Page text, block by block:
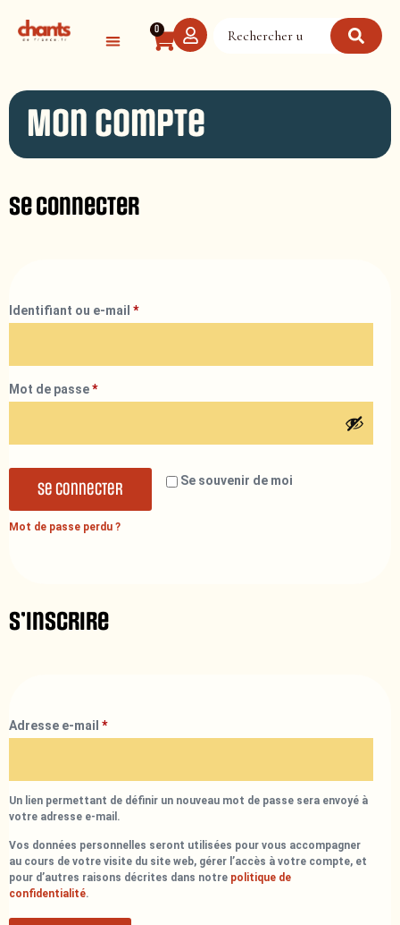
0
Mon compte
Se connecter
Identifiant ou e-mail *
Mot de passe*
Se souvenir de moi
Se connecter
Mot de passe perdu ?
S’inscrire
Adresse e-mail *
Un lien permettant de définir un nouveau mot de passe sera envoyé à
votre adresse e-mail.
Vos données personnelles seront utilisées pour vous accompagner
au cours de votre visite du site web, gérer l’accès à votre compte, et
pour d’autres raisons décrites dans notre politique de
confidentialité.